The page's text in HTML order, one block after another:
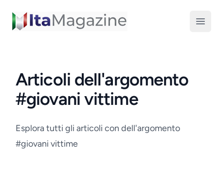
ItaMagazine
Articoli dell'argomento
#giovani vittime
Esplora tutti gli articoli con dell'argomento
#giovani vittime